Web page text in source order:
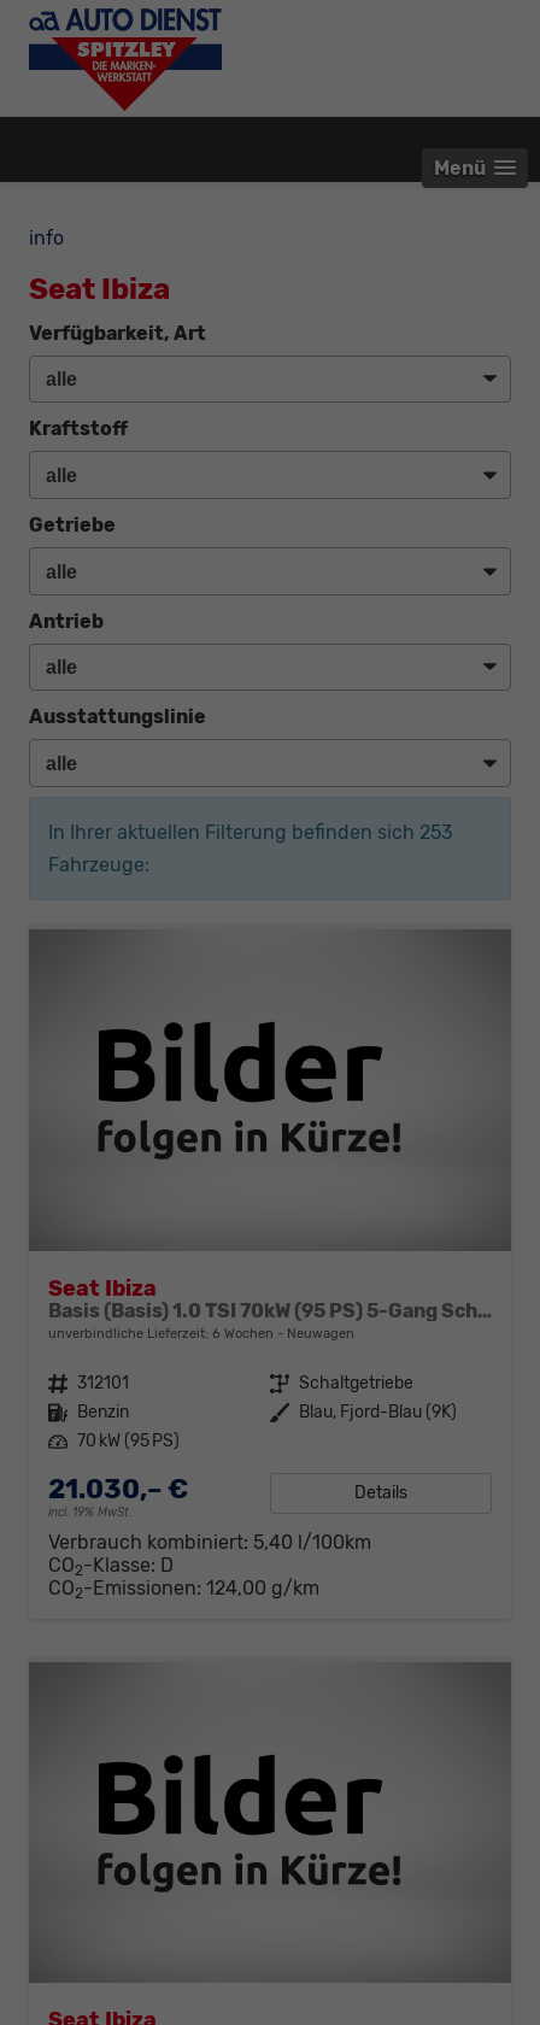
Menü
info
Seat Ibiza
Verfügbarkeit, Art
Kraftstoff
Getriebe
Antrieb
Ausstattungslinie
In Ihrer aktuellen Filterung befinden sich 253
Fahrzeuge:
Seat Ibiza
Basis (Basis) 1.0 TSI 70kW (95 PS) 5-Gang Schaltgetriebe
unverbindliche Lieferzeit: 6 Wochen Neuwagen
Fahrzeugnr. 312101 Getriebe Schaltgetriebe
Kraftstoff Benzin Außenfarbe Blau, Fjord-Blau (9K)
Leistung 70 kW (95 PS)
21.030,– €
incl. 19% MwSt.
Details
Verbrauch kombiniert: 5,40 l/100km
CO2-Klasse: D
CO2-Emissionen: 124,00 g/km